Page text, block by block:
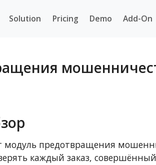
Solution Pricing Demo Add-On
модуль предотвращения
каждый заказ,